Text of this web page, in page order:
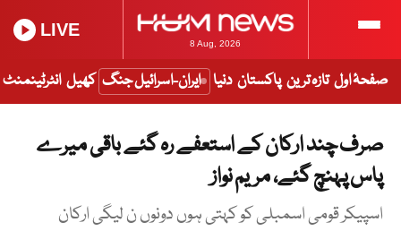
8 Aug, 2026
LIVE
صفحۂ اول تازہ ترین پاکستان دنیا ایران-اسرائیل جنگ کھیل انٹرٹینمنٹ
صرف چند ارکان کے استعفے رہ گئے باقی میرے
پاس پہنچ گئے، مریم نواز
اسپیکر قومی اسمبلی کو کہتی ہوں دونوں ن لیگی ارکان